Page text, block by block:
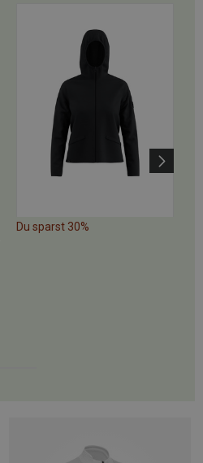
Du sparst 30%